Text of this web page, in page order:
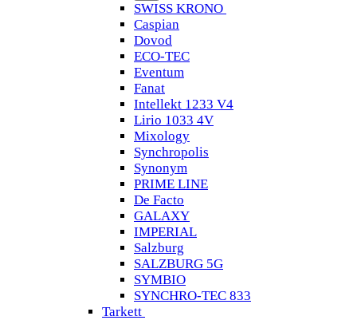
SWISS KRONO
Caspian
Dovod
ECO-TEC
Eventum
Fanat
Intellekt 1233 V4
Lirio 1033 4V
Mixology
Synchropolis
Synonym
PRIME LINE
De Facto
GALAXY
IMPERIAL
Salzburg
SALZBURG 5G
SYMBIO
SYNCHRO-TEC 833
Tarkett